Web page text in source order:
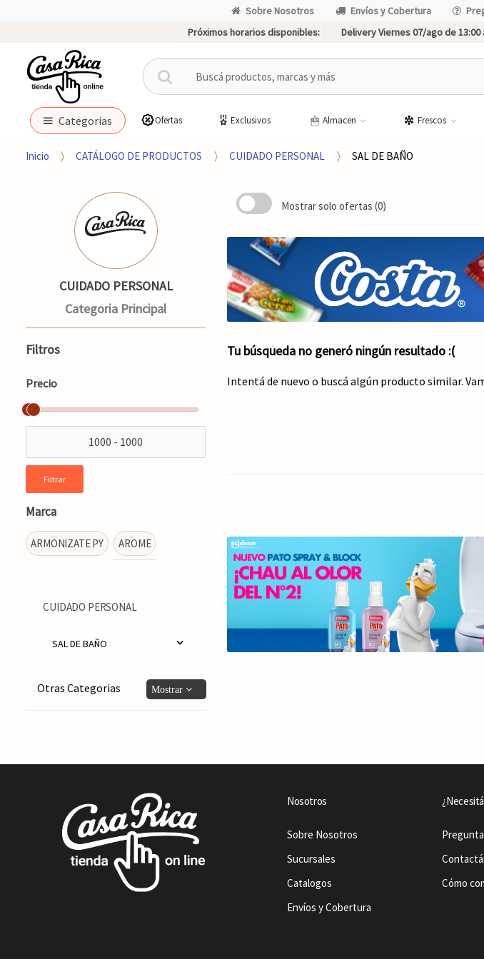
Sobre Nosotros Envíos y Cobertura
Próximos horarios disponibles:
Delivery Viernes 07/ago de 13:00
B
u
c
r
r
:
Categorias Ofertas Exclusivos Almacen Frescos
Inicio CATÁLOGO DE PRODUCTOS CUIDADO PERSONAL SAL DE BAÑO
Mostrar solo ofertas (0)
Tu búsqueda no generó ningún resultado :(
Intentá de nuevo o buscá algún producto similar.
CUIDADO PERSONAL
Categoria Principal
Filtros
Precio
Filtrar
Marca
ARMONIZATE PY AROME
CUIDADO PERSONAL
SAL DE BAÑO
Otras Categorias
Nosotros
Sobre Nosotros
Sucursales
Catalogos
Envíos y Cobertura
Cómo